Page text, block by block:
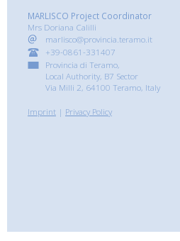
MARLISCO Project Coordinator
Mrs Doriana Calilli
marlisco@provincia.teramo.it
+39-0861-331407
Provincia di Teramo,
Local Authority, B7 Sector
Via Milli 2, 64100 Teramo, Italy
Imprint | Privacy Policy